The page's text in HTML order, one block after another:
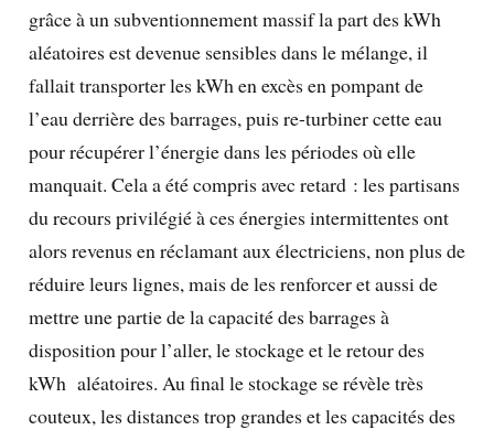
grâce à un subventionnement massif la part des kWh
aléatoires est devenue sensibles dans le mélange, il
fallait transporter les kWh en excès en pompant de
l’eau derrière des barrages, puis re-turbiner cette eau
pour récupérer l’énergie dans les périodes où elle
manquait. Cela a été compris avec retard : les partisans
du recours privilégié à ces énergies intermittentes ont
alors revenus en réclamant aux électriciens, non plus de
réduire leurs lignes, mais de les renforcer et aussi de
mettre une partie de la capacité des barrages à
disposition pour l’aller, le stockage et le retour des
kWh aléatoires. Au final le stockage se révèle très
couteux, les distances trop grandes et les capacités des